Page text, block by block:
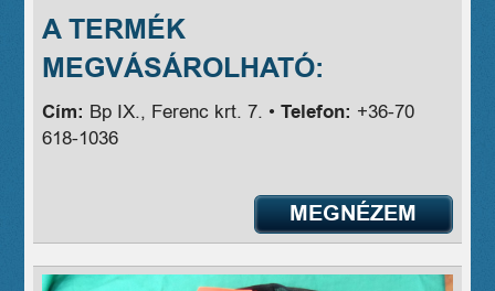
A TERMÉK
MEGVÁSÁROLHATÓ:
Cím: Bp IX., Ferenc krt. 7. •Telefon: +36-70
618-1036
MEGNÉZEM